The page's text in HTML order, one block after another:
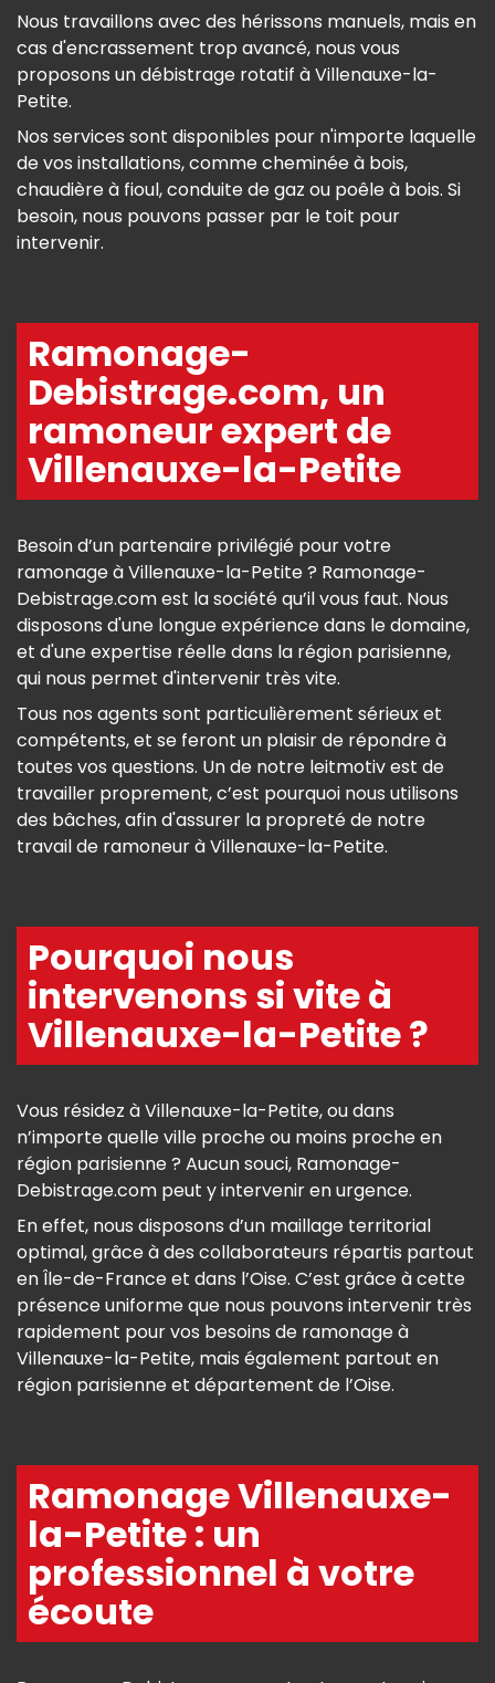
Nous travaillons avec des hérissons manuels, mais en
cas d'encrassement trop avancé, nous vous
proposons un débistrage rotatif à Villenauxe-la-
Petite.
Nos services sont disponibles pour n'importe laquelle
de vos installations, comme cheminée à bois,
chaudière à fioul, conduite de gaz ou poêle à bois. Si
besoin, nous pouvons passer par le toit pour
intervenir.
Ramonage-
Debistrage.com, un
ramoneur expert de
Villenauxe-la-Petite
Besoin d’un partenaire privilégié pour votre
ramonage à Villenauxe-la-Petite ? Ramonage-
Debistrage.com est la société qu’il vous faut. Nous
disposons d'une longue expérience dans le domaine,
et d'une expertise réelle dans la région parisienne,
qui nous permet d'intervenir très vite.
Tous nos agents sont particulièrement sérieux et
compétents, et se feront un plaisir de répondre à
toutes vos questions. Un de notre leitmotiv est de
travailler proprement, c’est pourquoi nous utilisons
des bâches, afin d'assurer la propreté de notre
travail de ramoneur à Villenauxe-la-Petite.
Pourquoi nous
intervenons si vite à
Villenauxe-la-Petite ?
Vous résidez à Villenauxe-la-Petite, ou dans
n’importe quelle ville proche ou moins proche en
région parisienne ? Aucun souci, Ramonage-
Debistrage.com peut y intervenir en urgence.
En effet, nous disposons d’un maillage territorial
optimal, grâce à des collaborateurs répartis partout
en Île-de-France et dans l’Oise. C’est grâce à cette
présence uniforme que nous pouvons intervenir très
rapidement pour vos besoins de ramonage à
Villenauxe-la-Petite, mais également partout en
région parisienne et département de l’Oise.
Ramonage Villenauxe-
la-Petite : un
professionnel à votre
écoute